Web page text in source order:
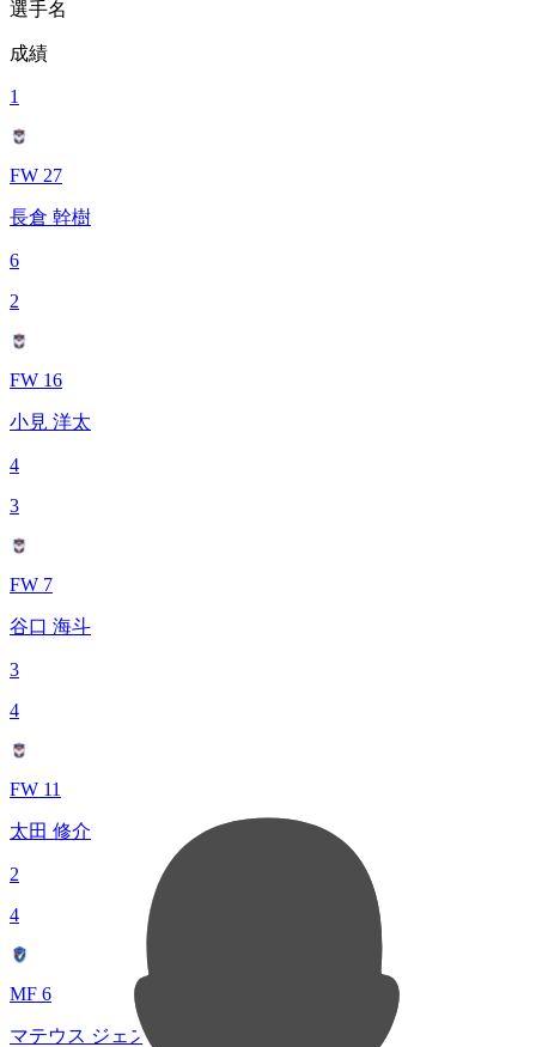
選手名
成績
1
FW 27
長倉 幹樹
6
2
FW 16
小見 洋太
4
3
FW 7
谷口 海斗
3
4
FW 11
太田 修介
2
4
MF 6
マテウス ジェズス